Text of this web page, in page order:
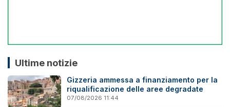
Ultime notizie
Gizzeria ammessa a finanziamento per la
riqualificazione delle aree degradate
07/08/2026 11:44